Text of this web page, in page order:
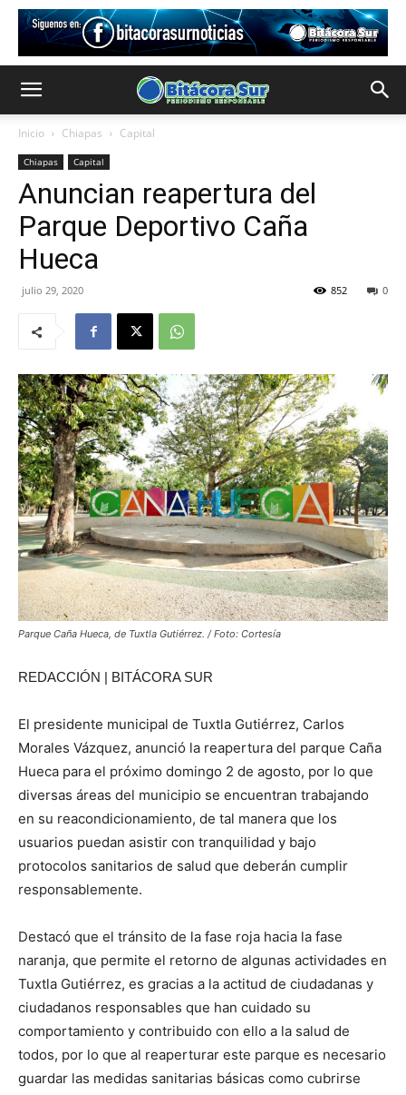
Inicio Chiapas Capital
Chiapas Capital
Anuncian reapertura del
Parque Deportivo Caña
Hueca
julio 29, 2020 0
852
Parque Caña Hueca, de Tuxtla Gutiérrez. / Foto: Cortesía
REDACCIÓN | BITÁCORA SUR
El presidente municipal de Tuxtla Gutiérrez, Carlos
Morales Vázquez, anunció la reapertura del parque Caña
Hueca para el próximo domingo 2 de agosto, por lo que
diversas áreas del municipio se encuentran trabajando
en su reacondicionamiento, de tal manera que los
usuarios puedan asistir con tranquilidad y bajo
protocolos sanitarios de salud que deberán cumplir
responsablemente.
Destacó que el tránsito de la fase roja hacia la fase
naranja, que permite el retorno de algunas actividades en
Tuxtla Gutiérrez, es gracias a la actitud de ciudadanas y
ciudadanos responsables que han cuidado su
comportamiento y contribuido con ello a la salud de
todos, por lo que al reaperturar este parque es necesario
guardar las medidas sanitarias básicas como cubrirse